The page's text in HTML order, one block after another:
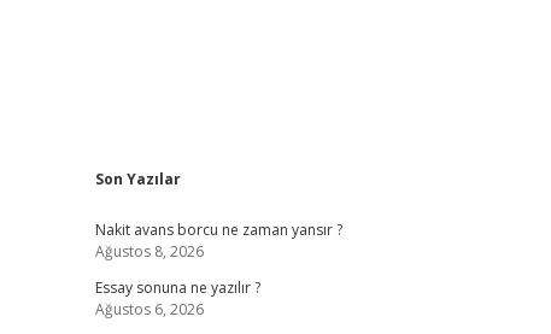
Sidebar
Son Yazılar
Nakit avans borcu ne zaman yansır ?
Ağustos 8, 2026
Essay sonuna ne yazılır ?
Ağustos 6, 2026